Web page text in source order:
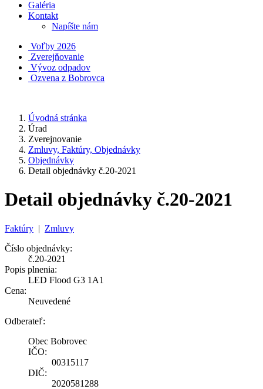
Galéria
Kontakt
Napíšte nám
Voľby 2026
Zverejňovanie
Vývoz odpadov
Ozvena z Bobrovca
Úvodná stránka
Úrad
Zverejnovanie
Zmluvy, Faktúry, Objednávky
Objednávky
Detail objednávky č.20-2021
Detail objednávky č.20-2021
Faktúry | Zmluvy
Číslo objednávky:
č.20-2021
Popis plnenia:
LED Flood G3 1A1
Cena:
Neuvedené
Odberateľ:
Obec Bobrovec
IČO:
00315117
DIČ:
2020581288